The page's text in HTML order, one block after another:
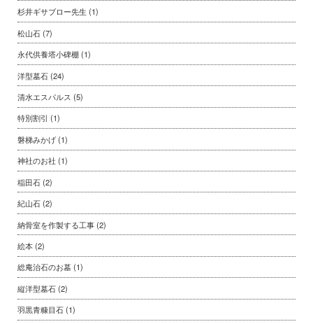
杉井ギサブロー先生 (1)
松山石(7)
永代供養塔小碑棚(1)
洋型墓石(24)
清水エスパルス (5)
特別割引 (1)
磐梯みかげ(1)
神社のお社 (1)
稲田石(2)
紀山石(2)
納骨室を作製する工事(2)
絵本(2)
総庵治石のお墓(1)
縦洋型墓石(2)
羽黒青糠目石(1)